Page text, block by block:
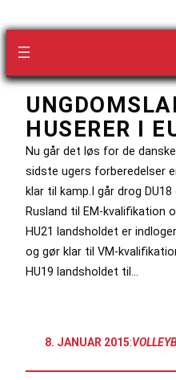
HUSERER I
Nu går det løs for de
sidste ugers forberedelser
klar til kamp.I går drog
Rusland til EM-kvalifikation
HU21 landsholdet er
og gør klar til VM-
HU19 landsholdet til…
8. JANUAR 2015: